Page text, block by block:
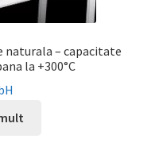
naturala – capacitate
la +300°C